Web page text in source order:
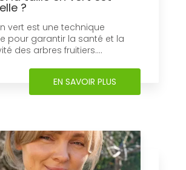
la taille en vert est
?
vert est une technique